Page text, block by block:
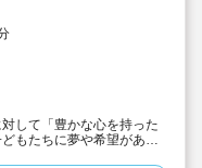
して「豊かな心を持った
もたちに夢や希望がある